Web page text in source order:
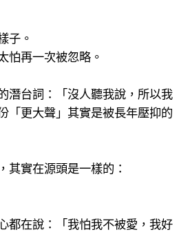
子。
怕再一次被忽略。
潛台詞：「沒人聽我說，所以我
「更大聲」其實是被長年壓抑的
其實在源頭是一樣的：
都在說：「我怕我不被愛，我好